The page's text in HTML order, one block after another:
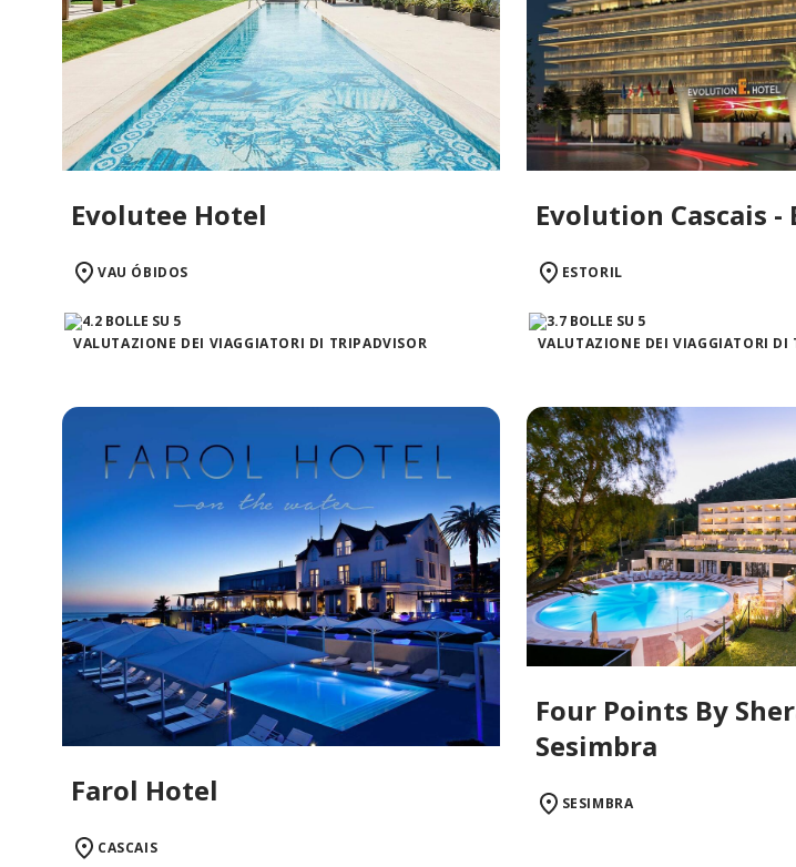
Evolutee Hotel
VAU ÓBIDOS
VALUTAZIONE DEI VIAGGIATORI DI TRIPADVISOR
Evolution Cascais -
ESTORIL
VALUTAZIONE DEI VIAGGIATORI DI
Farol Hotel
CASCAIS
Four Points By
Sesimbra
SESIMBRA